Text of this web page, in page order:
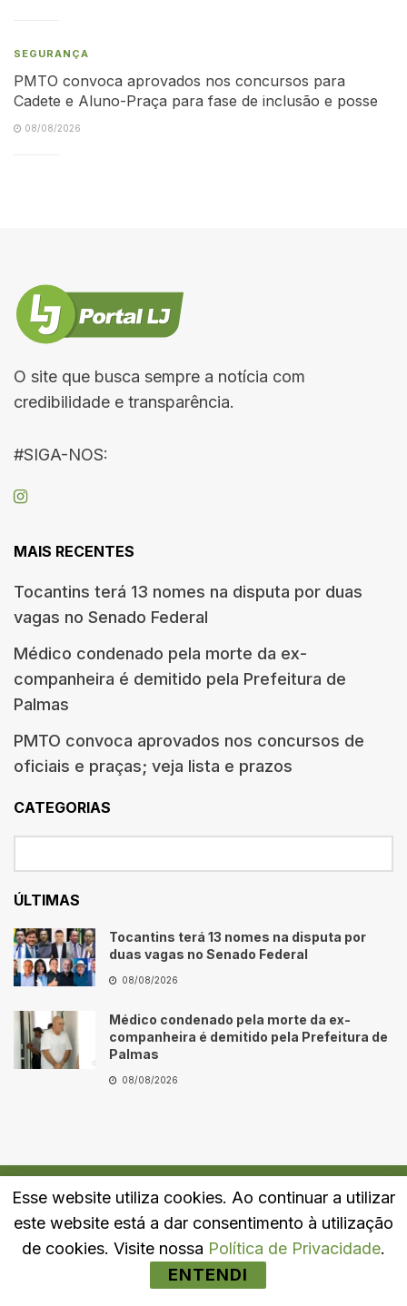
SEGURANÇA
PMTO convoca aprovados nos concursos para
Cadete e Aluno-Praça para fase de inclusão e posse
08/08/2026
O site que busca sempre a notícia com
credibilidade e transparência.
#SIGA-NOS:
MAIS RECENTES
Tocantins terá 13 nomes na disputa por duas
vagas no Senado Federal
Médico condenado pela morte da ex-
companheira é demitido pela Prefeitura de
Palmas
PMTO convoca aprovados nos concursos de
oficiais e praças; veja lista e prazos
CATEGORIAS
ÚLTIMAS
Tocantins terá 13 nomes na disputa por
duas vagas no Senado Federal
08/08/2026
Médico condenado pela morte da ex-
companheira é demitido pela Prefeitura de
Palmas
08/08/2026
Quem Somos Fale Conosco Política de Privacidade
Esse website utiliza cookies. Ao continuar a utilizar
este website está a dar consentimento à utilização
de cookies. Visite nossa Política de Privacidade.
ENTENDI